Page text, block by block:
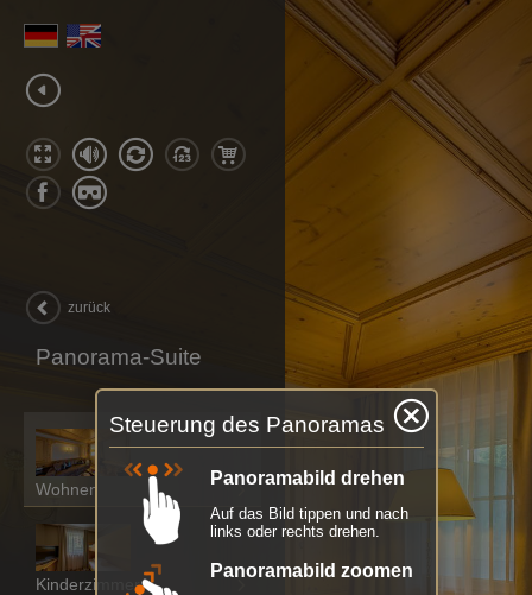
zurück
Panorama-Suite
Wohnen
Kinderzimmer
Steuerung des Panoramas
Panoramabild drehen
Auf das Bild tippen und nach
links oder rechts drehen.
Panoramabild zoomen